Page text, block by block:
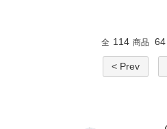
全 114 商品 64
< Prev